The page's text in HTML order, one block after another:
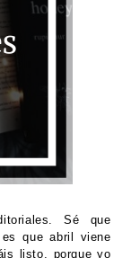
Sé que
que abril viene
listo, porque yo